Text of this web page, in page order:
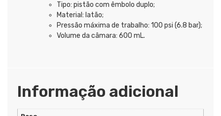
Tipo: pistão com êmbolo duplo;
Material: latão;
Pressão máxima de trabalho: 100 psi (6.8 bar);
Volume da câmara: 600 mL.
Informação adicional